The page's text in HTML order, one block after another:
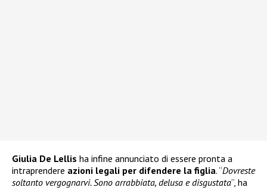
Giulia De Lellis ha infine annunciato di essere pronta a
intraprendere azioni legali per difendere la figlia. “Dovreste
soltanto vergognarvi. Sono arrabbiata, delusa e disgustata“, ha